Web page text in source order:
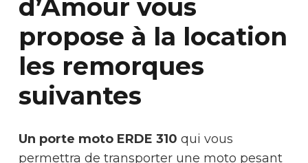
d’Amour vous
propose à la location
les remorques
suivantes
Un porte moto ERDE 310 qui vous
permettra de transporter une moto pesant